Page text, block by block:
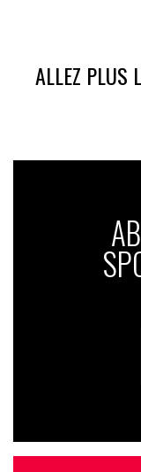
ALLEZ PLUS